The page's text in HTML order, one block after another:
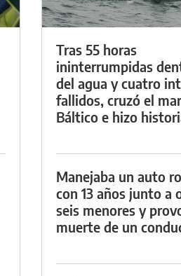
Tras 55 horas
ininterrumpidas
del agua y cuatro
fallidos, cruzó el mar
Báltico e hizo
Manejaba un auto
con 13 años junto a
seis menores y
muerte de un